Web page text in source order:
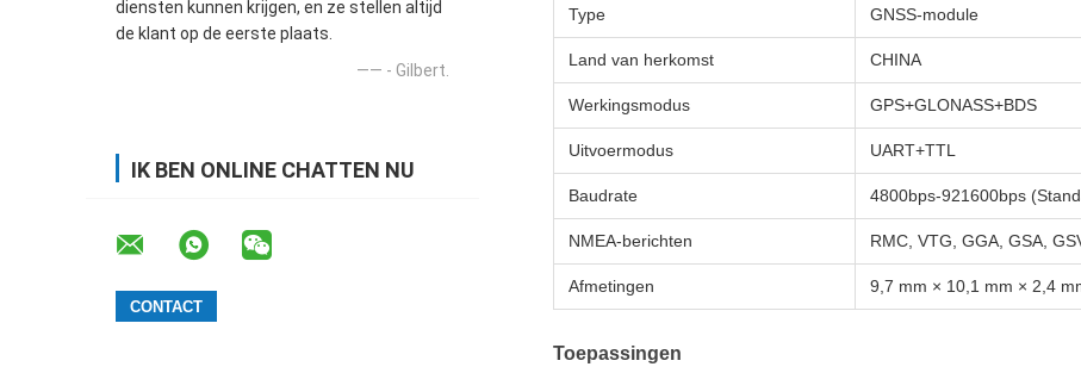
diensten kunnen krijgen, en ze stellen altijd
de klant op de eerste plaats.
—— - Gilbert.
IK BEN ONLINE CHATTEN NU
Type GNSS-module
Land van herkomst CHINA
Werkingsmodus GPS+GLONASS+BDS
Uitvoermodus UART+TTL
Baudrate 4800bps-921600bps
NMEA-berichten RMC, VTG, GGA, GSA,
Afmetingen 9,7 mm × 10,1 mm × 2,4
Toepassingen